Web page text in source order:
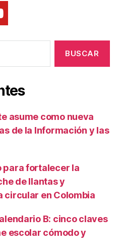
asume como nueva
de la Información y las
para fortalecer la
de llantas y
circular en Colombia
B: cinco claves
escolar cómodo y